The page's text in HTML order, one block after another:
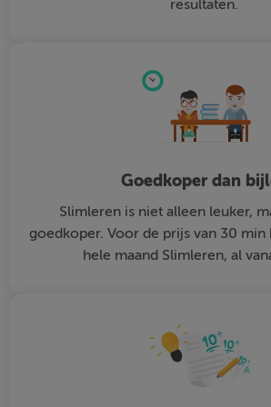
resultaten.
Goedkoper dan
Slimleren is niet alleen leuker,
goedkoper. Voor de prijs van 30 min
hele maand Slimleren, al